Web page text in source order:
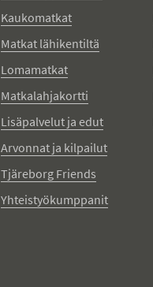
Kaukomatkat
Matkat lähikentiltä
Lomamatkat
Matkalahjakortti
Lisäpalvelut ja edut
Arvonnat ja kilpailut
Tjäreborg Friends
Yhteistyökumppanit